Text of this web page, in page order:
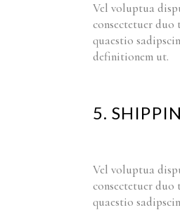
Vel voluptua
consectetuer
quaestio
definitionem ut.
5.
Vel voluptua
consectetuer
quaestio